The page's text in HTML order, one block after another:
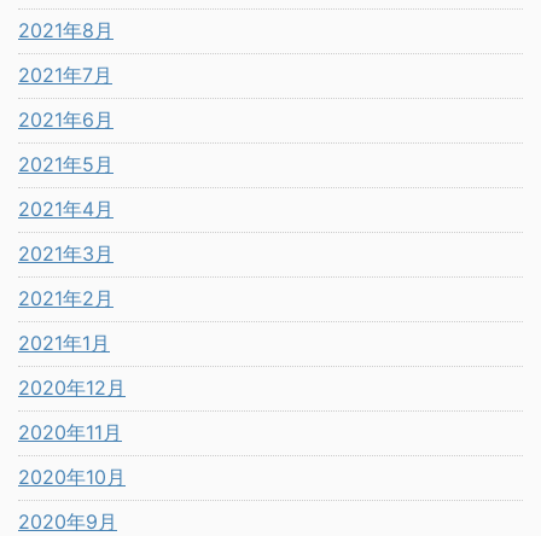
2021年8月
2021年7月
2021年6月
2021年5月
2021年4月
2021年3月
2021年2月
2021年1月
2020年12月
2020年11月
2020年10月
2020年9月